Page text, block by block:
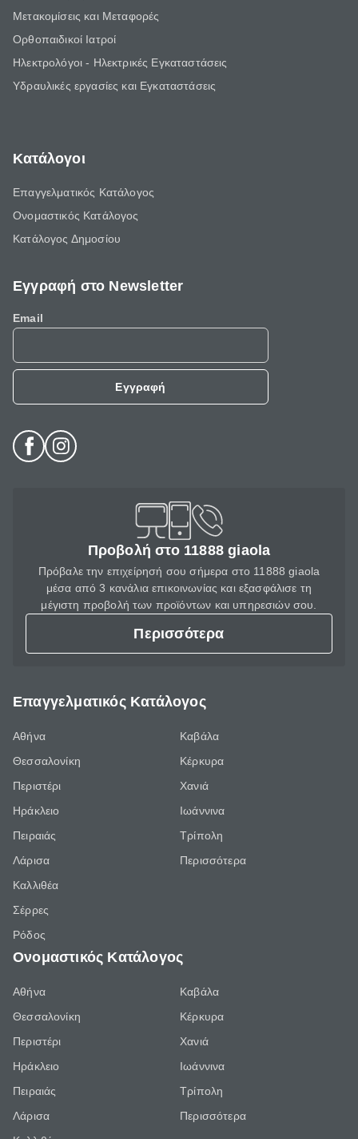
Μετακομίσεις και Μεταφορές
Ορθοπαιδικοί Ιατροί
Ηλεκτρολόγοι - Ηλεκτρικές Εγκαταστάσεις
Υδραυλικές εργασίες και Εγκαταστάσεις
Κατάλογοι
Επαγγελματικός Κατάλογος
Ονομαστικός Κατάλογος
Κατάλογος Δημοσίου
Εγγραφή στο Newsletter
Email
Εγγραφή
Προβολή στο 11888 giaola
Πρόβαλε την επιχείρησή σου σήμερα στο 11888 giaola
μέσα από 3 κανάλια επικοινωνίας και εξασφάλισε τη
μέγιστη προβολή των προϊόντων και υπηρεσιών σου.
Περισσότερα
Επαγγελματικός Κατάλογος
Αθήνα
Θεσσαλονίκη
Περιστέρι
Ηράκλειο
Πειραιάς
Λάρισα
Καλλιθέα
Σέρρες
Ρόδος
Καβάλα
Κέρκυρα
Χανιά
Ιωάννινα
Τρίπολη
Περισσότερα
Ονομαστικός Κατάλογος
Αθήνα
Θεσσαλονίκη
Περιστέρι
Ηράκλειο
Πειραιάς
Λάρισα
Καβάλα
Κέρκυρα
Χανιά
Ιωάννινα
Τρίπολη
Περισσότερα